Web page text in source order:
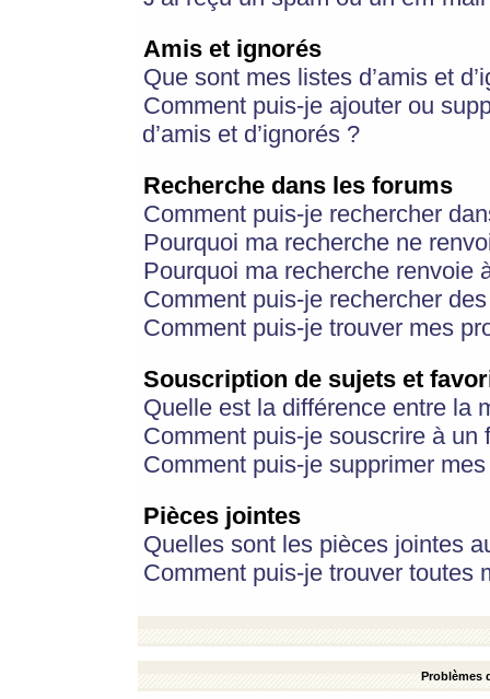
Amis et ignorés
Que sont mes listes d’amis et
Comment puis-je ajouter ou
d’amis et d’ignorés ?
Recherche dans les forums
Comment puis-je rechercher
Pourquoi ma recherche ne
Pourquoi ma recherche renvoie
Comment puis-je rechercher
Comment puis-je trouver mes
Souscription de sujets et
Quelle est la différence entre la
Comment puis-je souscrire à
Comment puis-je supprimer
Pièces jointes
Quelles sont les pièces jointes
Comment puis-je trouver toutes
Problèmes